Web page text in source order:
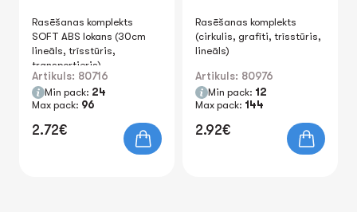
Rasēšanas komplekts
SOFT ABS lokans (30cm
lineāls, trīsstūris,
transportieris)
Artikuls: 80716
Min pack: 24
Max pack: 96
2.72€
Rasēšanas komplekts
(cirkulis, grafīti, trīsstūris,
lineāls)
Artikuls: 80976
Min pack: 12
Max pack: 144
2.92€